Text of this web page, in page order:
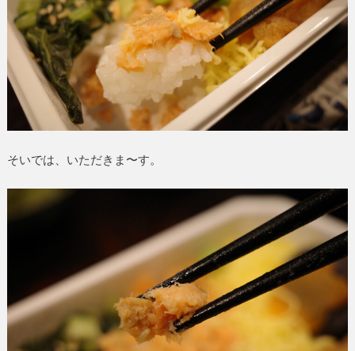
そいでは、いただきま〜す。